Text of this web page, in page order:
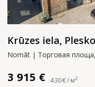
Krūzes iela,
Nomāt | Tорговая
3 915 € 4.30 € / м2